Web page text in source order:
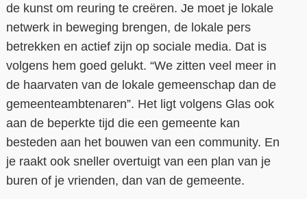
de kunst om reuring te creëren. Je moet je lokale
netwerk in beweging brengen, de lokale pers
betrekken en actief zijn op sociale media. Dat is
volgens hem goed gelukt. “We zitten veel meer in
de haarvaten van de lokale gemeenschap dan de
gemeenteambtenaren”. Het ligt volgens Glas ook
aan de beperkte tijd die een gemeente kan
besteden aan het bouwen van een community. En
je raakt ook sneller overtuigt van een plan van je
buren of je vrienden, dan van de gemeente.